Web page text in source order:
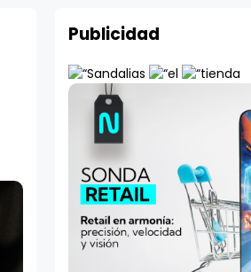
Publicidad